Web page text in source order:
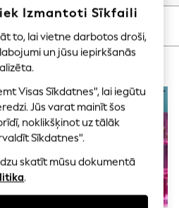
GAMES
Izmantoti Sīkfaili
to, lai vietne darbotos droši,
un jūsu iepirkšanās
Visas Sīkdatnes", lai iegūtu
Jūs varat mainīt šos
noklikšķinot uz tālāk
Sīkdatnes".
skatīt mūsu dokumentā
.